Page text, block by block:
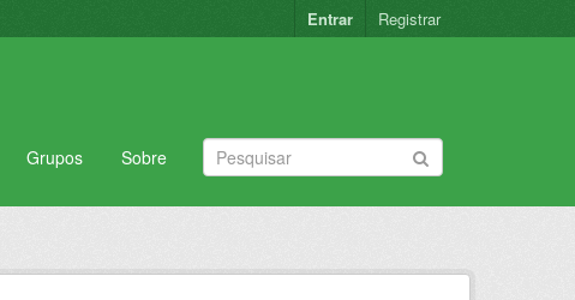
Entrar Registrar
Grupos Sobre